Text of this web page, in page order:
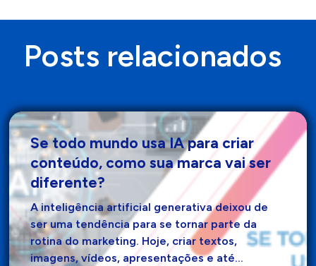
Posts relacionados
Se todo mundo usa IA para criar
conteúdo, como sua marca vai ser
diferente?
A inteligência artificial generativa deixou de
ser uma tendência para se tornar parte da
rotina do marketing. Hoje, criar textos,
imagens, vídeos, apresentações e até…